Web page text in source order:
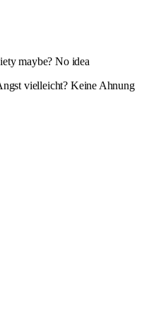
maybe? No idea
vielleicht? Keine Ahnung